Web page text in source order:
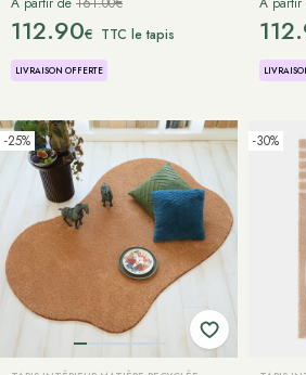
112.90€ TTC le tapis
LIVRAISON OFFERTE
-25% -30%